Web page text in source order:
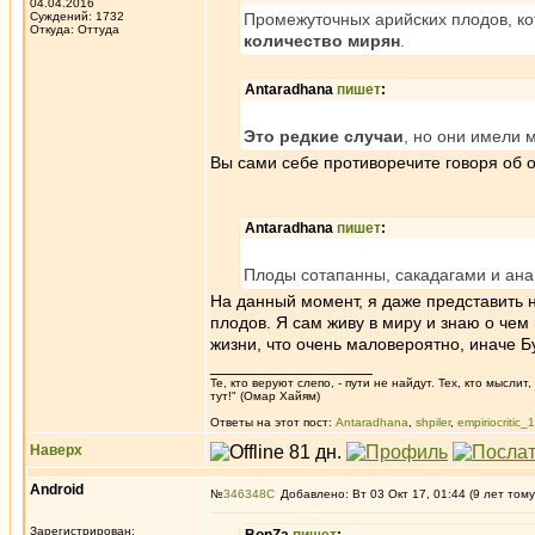
04.04.2016
Суждений: 1732
Откуда: Oттyдa
Промежуточных арийских плодов,
количество мирян
Antaradhana пишет:
Это редкие случаи , но они имели
Вы сами себе противоречите говоря об
Antaradhana пишет:
Плоды сотапанны, сакадагами и
На данный момент, я даже представить
плодов. Я сам живу в миру и знаю о чем
жизни, что очень маловероятно, иначе
Те, кто веруют слепо, - пути не найдут. Тех, кто
тут!" (Омар Хайям)
Ответы на этот пост: Antaradhana shpiler,
Наверх
Android
Зарегистрирован:
№346348 Добавлено: Вт 03 Окт 17, 01:44 (9 лет